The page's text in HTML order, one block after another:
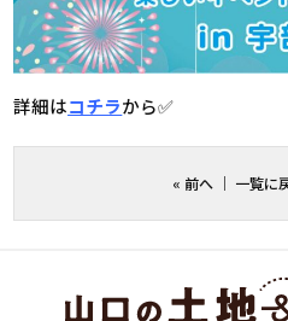
詳細はコチラから✅
« 前へ｜ 一覧に